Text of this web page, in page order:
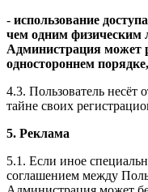
- использование
чем одним физическим
Администрация может
одностороннем
4.3. Пользователь несёт
тайне своих
5. Реклама
5.1. Если иное
соглашением между